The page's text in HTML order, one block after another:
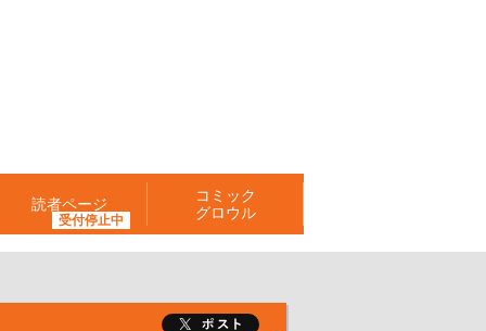
読者ページ
コミック
グロウル